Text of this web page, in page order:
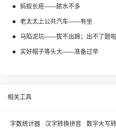
蚂蚁长疮——脓水不多
老太太上公共汽车——有坐
马陷泥坑——拔不出蹄；出不了题
买好帽子等头大——准备过早
相关工具
字数统计器 汉字转换拼音 数字大写